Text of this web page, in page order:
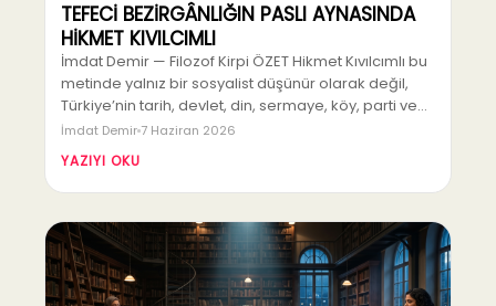
TEFECİ BEZİRGÂNLIĞIN PASLI AYNASINDA
HİKMET KIVILCIMLI
İmdat Demir — Filozof Kirpi ÖZET Hikmet Kıvılcımlı bu
metinde yalnız bir sosyalist düşünür olarak değil,
Türkiye’nin tarih, devlet, din, sermaye, köy, parti ve…
İmdat Demir 7 Haziran 2026
YAZIYI OKU